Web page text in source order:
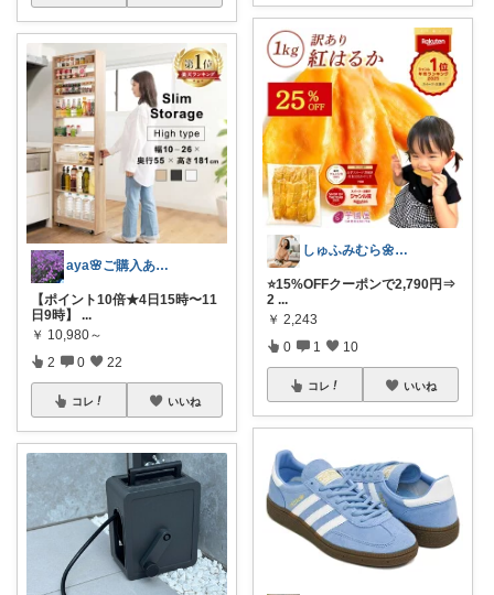
aya🌸ご購入ありがとうございます✨
【ポイント10倍★4日15時〜11
日9時】
...
￥ 10,980～
2 0 22
コレ いいね
しゅふみむら🌼プチ健康×アラフィフ
⭐️15%OFFクーポンで2,790円⇒
2 ...
￥ 2,243
0 1 10
コレ いいね